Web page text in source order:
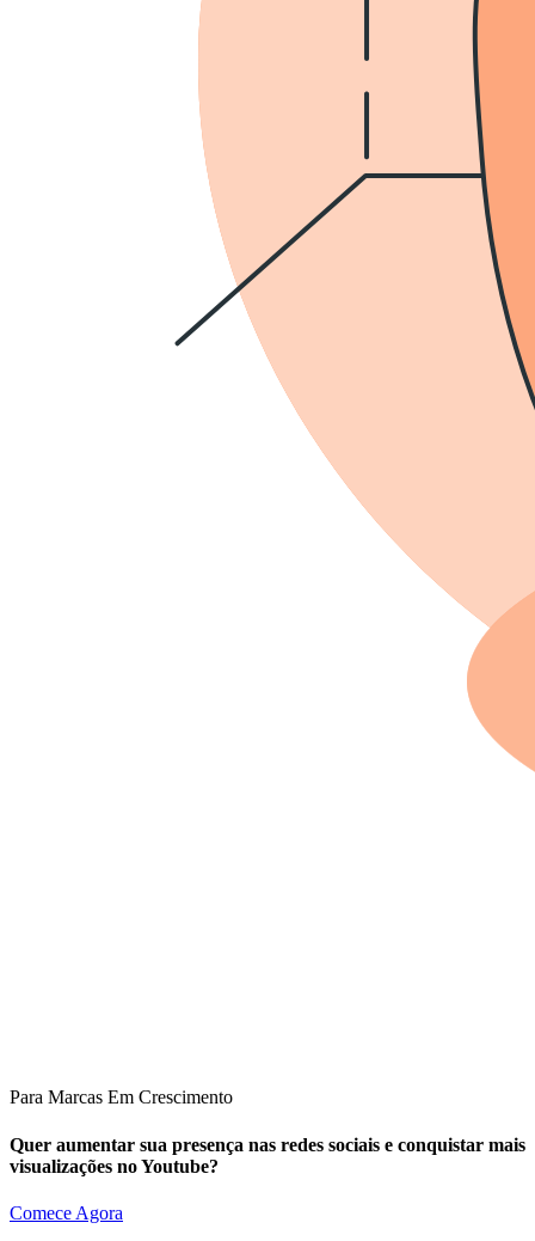
Para Marcas Em Crescimento
Quer aumentar sua presença nas redes sociais e conquistar mais
visualizações no Youtube?
Comece Agora